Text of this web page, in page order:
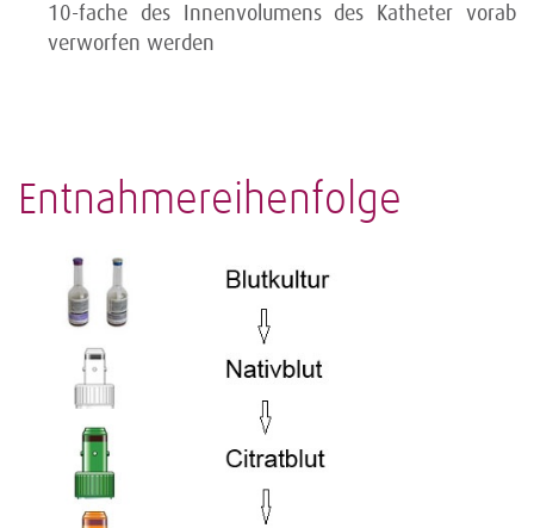
10-fache des Innenvolumens des Katheter vorab
verworfen werden
Entnahmereihenfolge